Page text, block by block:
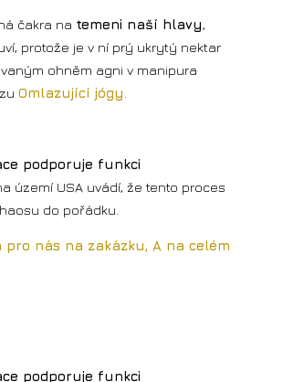
čakra na temeni naší hlavy,
protože je v ní prý ukrytý nektar
ohněm agni v manipura
Omlazující jógy
podporuje funkci
území USA uvádí, že tento proces
do pořádku.
nás na zakázku, A na celém
podporuje funkci